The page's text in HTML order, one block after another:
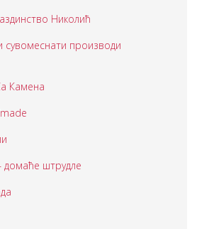
Николић
сувомеснати производи
Камена
домаће штрудле